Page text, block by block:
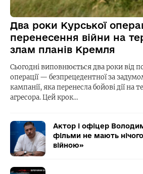
Два роки Курської
перенесення війни на
злам планів Кремля
Сьогодні виповнюється два роки від
операції — безпрецедентної за
кампанії, яка перенесла бойові дії на
агресора. Цей крок…
Актор і офіцер
фільми не мають нічого
війною»